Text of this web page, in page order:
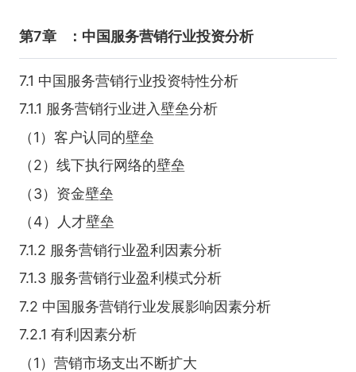
第7章 ：中国服务营销行业投资分析
7.1 中国服务营销行业投资特性分析
7.1.1 服务营销行业进入壁垒分析
（1）客户认同的壁垒
（2）线下执行网络的壁垒
（3）资金壁垒
（4）人才壁垒
7.1.2 服务营销行业盈利因素分析
7.1.3 服务营销行业盈利模式分析
7.2 中国服务营销行业发展影响因素分析
7.2.1 有利因素分析
（1）营销市场支出不断扩大